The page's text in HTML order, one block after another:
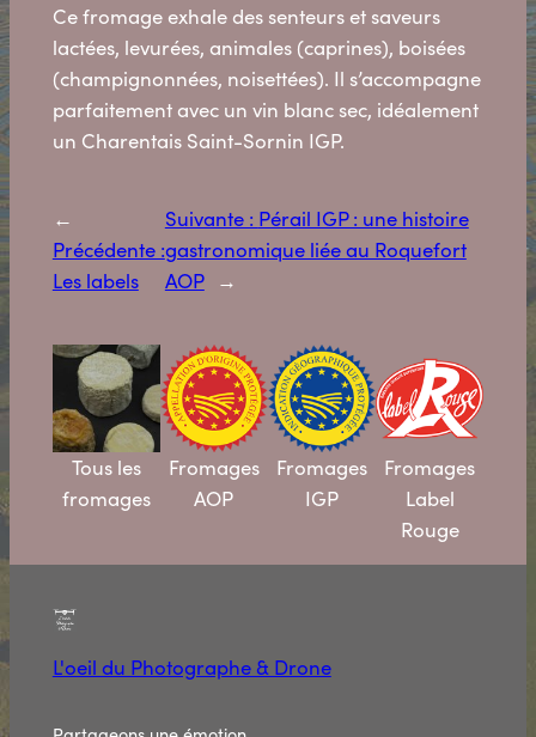
Ce fromage exhale des senteurs et saveurs
lactées, levurées, animales (caprines), boisées
(champignonnées, noisettées). Il s’accompagne
parfaitement avec un vin blanc sec, idéalement
un Charentais Saint-Sornin IGP.
←
Précédente :
Les labels
Suivante : Pérail IGP : une histoire
gastronomique liée au Roquefort
AOP →
Tous les
fromages
Fromages
AOP
Fromages
IGP
Fromages
Label
Rouge
L'oeil du Photographe & Drone